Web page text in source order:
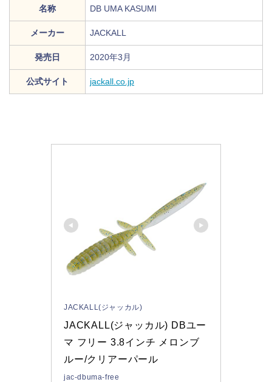
名称 DB UMA KASUMI
メーカー JACKALL
発売日 2020年3月
公式サイト jackall.co.jp
JACKALL(ジャッカル)
JACKALL(ジャッカル) DBユー
マ フリー 3.8インチ メロンブ
ルー/クリアーパール
jac-dbuma-free